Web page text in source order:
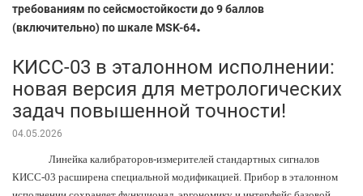
требованиям по сейсмостойкости до 9 баллов
(включительно) по шкале MSK-64.
КИСС-03 в эталонном исполнении:
новая версия для метрологических
задач повышенной точности!
04.05.2026
Линейка калибраторов-измерителей стандартных сигналов
КИСС-03 расширена специальной модификацией. Прибор в эталонном